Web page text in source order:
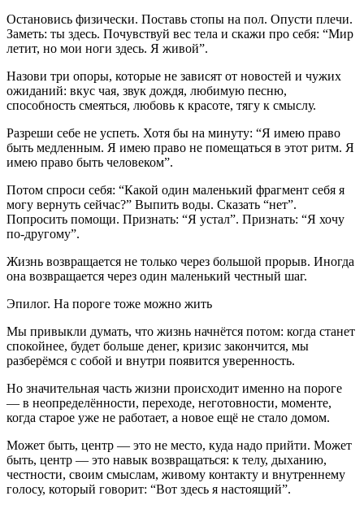
Остановись физически. Поставь стопы на пол. Опусти плечи.
Заметь: ты здесь. Почувствуй вес тела и скажи про себя: “Мир
летит, но мои ноги здесь. Я живой”.
Назови три опоры, которые не зависят от новостей и чужих
ожиданий: вкус чая, звук дождя, любимую песню,
способность смеяться, любовь к красоте, тягу к смыслу.
Разреши себе не успеть. Хотя бы на минуту: “Я имею право
быть медленным. Я имею право не помещаться в этот ритм. Я
имею право быть человеком”.
Потом спроси себя: “Какой один маленький фрагмент себя я
могу вернуть сейчас?” Выпить воды. Сказать “нет”.
Попросить помощи. Признать: “Я устал”. Признать: “Я хочу
по-другому”.
Жизнь возвращается не только через большой прорыв. Иногда
она возвращается через один маленький честный шаг.
Эпилог. На пороге тоже можно жить
Мы привыкли думать, что жизнь начнётся потом: когда станет
спокойнее, будет больше денег, кризис закончится, мы
разберёмся с собой и внутри появится уверенность.
Но значительная часть жизни происходит именно на пороге
— в неопределённости, переходе, неготовности, моменте,
когда старое уже не работает, а новое ещё не стало домом.
Может быть, центр — это не место, куда надо прийти. Может
быть, центр — это навык возвращаться: к телу, дыханию,
честности, своим смыслам, живому контакту и внутреннему
голосу, который говорит: “Вот здесь я настоящий”.